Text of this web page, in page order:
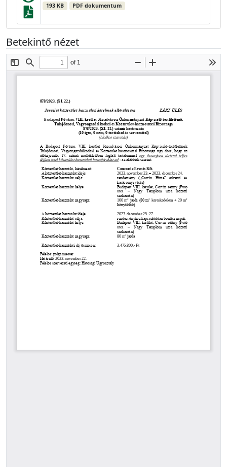
193 KB PDF dokumentum
Betekintő nézet